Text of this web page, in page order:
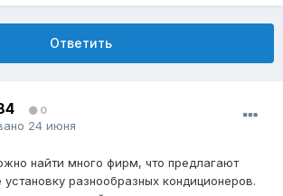
Ответить
0
24 июня
найти много фирм, что предлагают
разнообразных кондиционеров.